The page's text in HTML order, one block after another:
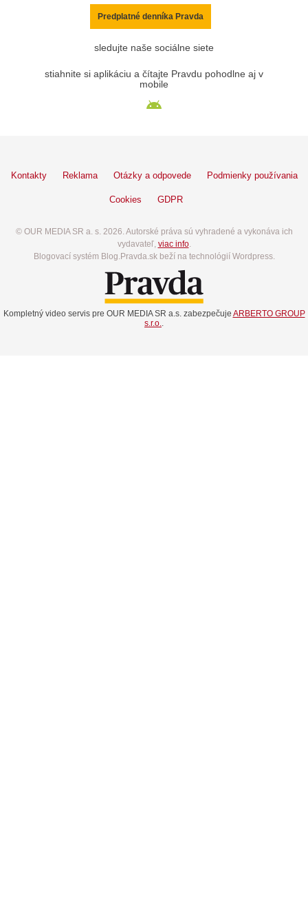
Predplatné denníka Pravda
sledujte naše sociálne siete
stiahnite si aplikáciu a čítajte Pravdu pohodlne aj v
mobile
Kontakty Reklama Otázky a odpovede Podmienky používania
Cookies GDPR
© OUR MEDIA SR a. s. 2026. Autorské práva sú vyhradené a vykonáva ich
vydavateľ, viac info.
Blogovací systém Blog.Pravda.sk beží na technológií Wordpress.
Kompletný video servis pre OUR MEDIA SR a.s. zabezpečuje ARBERTO GROUP
s.r.o..